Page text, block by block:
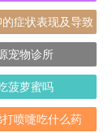
症状表现及导致
郁的原
宠物诊所
菠萝蜜吗
喷嚏吃什么药